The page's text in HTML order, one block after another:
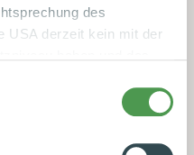
des
USA derzeit kein mit der
Zustimmung können Sie
in denen Sie auch
finden, widerrufen